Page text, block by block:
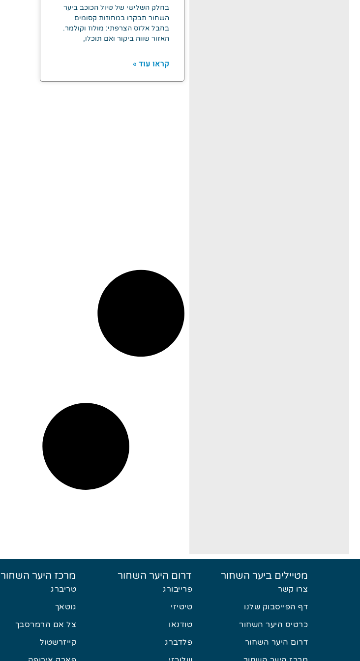
בחלק השלישי של טיול הכוכב ביער
השחור תבקרו במחוזות קסומים
בחבל אלזס הצרפתי: מולוז וקולמר.
האזור שווה ביקור ואם תוכלו,
קראו עוד »
מטיילים ביער השחור
צרו קשר
דף הפייסבוק שלנו
כרטיס היער השחור
דרום היער השחור
דרום היער השחור
פרייבורג
טיטיזי
טודנאו
פלדברג
מרכז היער השחור
טריברג
גוטאך
צל אם הרמרסבך
קייזרשטול